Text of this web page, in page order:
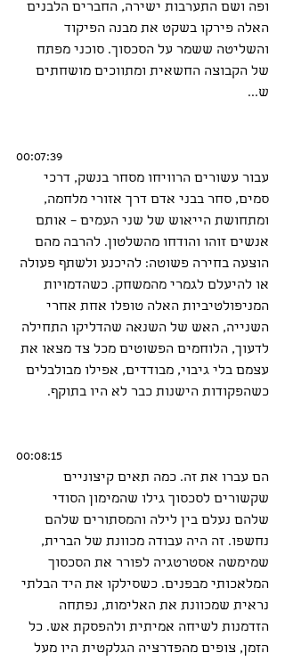
ופה ושם התערבות ישירה, החברים הלבנים
האלה פירקו בשקט את מבנה הפיקוד
והשליטה ששמר על הסכסוך. סוכני מפתח
של הקבוצה החשאית ומתווכים מושחתים
ש...
00:07:39
עבור עשורים הרוויחו מסחר בנשק, דרכי
סמים, סחר בבני אדם דרך אזורי מלחמה,
ומתחושת הייאוש של שני העמים – אותם
אנשים זוהו והודחו מהשלטון. להרבה מהם
הוצעה בחירה פשוטה: להיכנע ולשתף פעולה
או להיעלם לגמרי מהמשחק. כשהדמויות
המניפולטיביות האלה טופלו אחת אחרי
השנייה, האש של השנאה שהדליקו התחילה
לדעוך, הלוחמים הפשוטים מכל צד מצאו את
עצמם בלי גיבוי, מבודדים, אפילו מבולבלים
כשהפקודות הישנות כבר לא היו בתוקף.
00:08:15
הם עברו את זה. כמה תאים קיצוניים
שקשורים לסכסוך גילו שהמימון הסודי
שלהם נעלם בין לילה והמסתורים שלהם
נחשפו. זה היה עבודה מכוונת של הברית,
שמימשה אסטרטגיה לפורר את הסכסוך
המלאכותי מבפנים. כשסילקו את היד הבלתי
נראית שמכוונת את האלימות, נפתחה
הזדמנות לשיחה אמיתית ולהפסקת אש. כל
הזמן, צופים מהפדרציה הגלקטית היו מעל